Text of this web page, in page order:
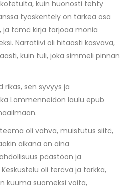
kuin huonosti tehty
työskentely on tärkeä osa
tämä kirja tarjoaa monia
Narratiivi oli hitaasti kasvava,
kuin tuli, joka simmeli pinnan
sen syvyys ja
Lammenneidon laulu epub
oli vahva, muistutus siitä,
aikana on aina
päästöön ja
oli terävä ja tarkka,
kuuma suomeksi voita,